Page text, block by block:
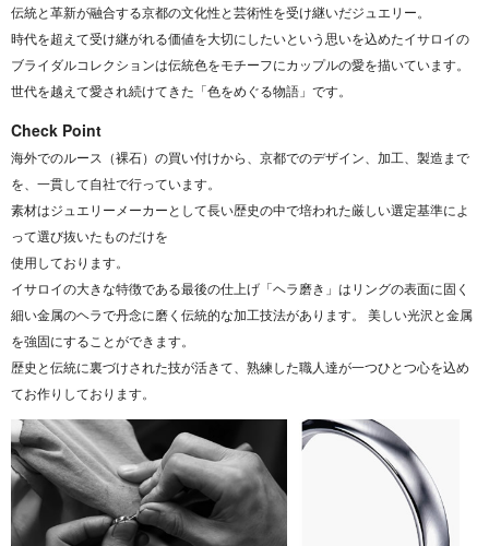
伝統と革新が融合する京都の文化性と芸術性を受け継いだジュエリー。
時代を超えて受け継がれる価値を大切にしたいという思いを込めたイサロイの
ブライダルコレクションは伝統色をモチーフにカップルの愛を描いています。
世代を越えて愛され続けてきた「色をめぐる物語」です。
Check Point
海外でのルース（裸石）の買い付けから、京都でのデザイン、加工、製造まで
を、一貫して自社で行っています。
素材はジュエリーメーカーとして長い歴史の中で培われた厳しい選定基準によ
って選び抜いたものだけを
使用しております。
イサロイの大きな特徴である最後の仕上げ「ヘラ磨き」はリングの表面に固く
細い金属のヘラで丹念に磨く伝統的な加工技法があります。 美しい光沢と金属
を強固にすることができます。
歴史と伝統に裏づけされた技が活きて、熟練した職人達が一つひとつ心を込め
てお作りしております。